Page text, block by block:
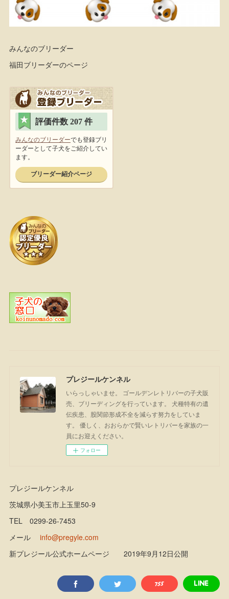
みんなのブリーダー
福田ブリーダーのページ
プレジールケンネル
いらっしゃいませ。 ゴールデンレトリバーの子犬販
売、ブリーディングを行っています。 犬種特有の遺
伝疾患、股関節形成不全を減らす努力をしていま
す。 優しく、おおらかで賢いレトリバーを家族の一
員にお迎えください。
フォロー
プレジールケンネル
茨城県小美玉市上玉里50-9
TEL 0299-26-7453
メールinfo@pregyle.com
新プレジール公式ホームページ 2019年9月12日公開